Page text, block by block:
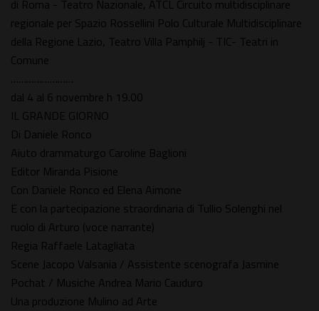
di Roma - Teatro Nazionale, ATCL Circuito multidisciplinare
regionale per Spazio Rossellini Polo Culturale Multidisciplinare
della Regione Lazio, Teatro Villa Pamphilj - TIC- Teatri in
Comune
……………………
dal 4 al 6 novembre h 19.00
IL GRANDE GIORNO
Di Daniele Ronco
Aiuto drammaturgo Caroline Baglioni
Editor Miranda Pisione
Con Daniele Ronco ed Elena Aimone
E con la partecipazione straordinaria di Tullio Solenghi nel
ruolo di Arturo (voce narrante)
Regia Raffaele Latagliata
Scene Jacopo Valsania / Assistente scenografa Jasmine
Pochat / Musiche Andrea Mario Cauduro
Una produzione Mulino ad Arte